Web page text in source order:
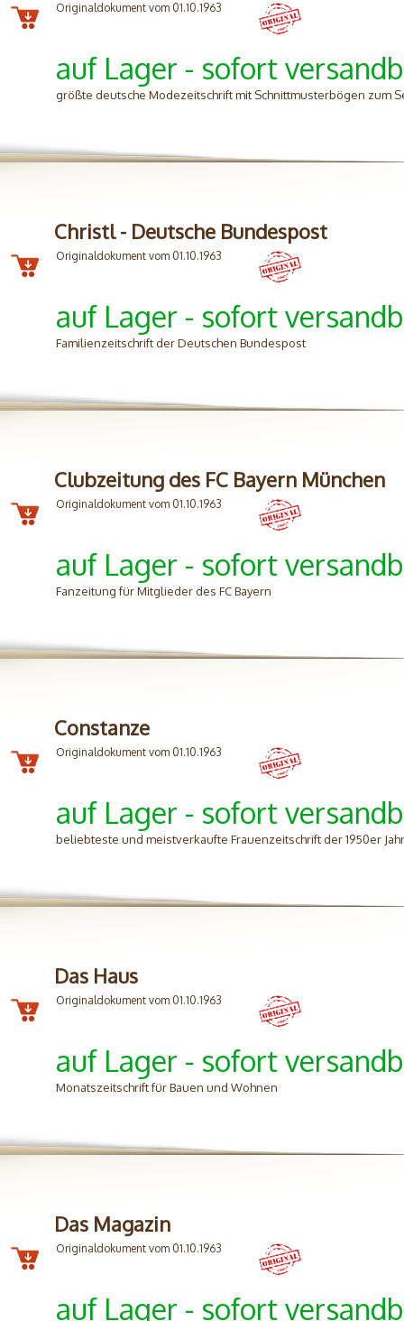
Originaldokument vom 01.10.1963
auf Lager - sofort
größte deutsche Modezeitschrift mit Schnittmusterbögen zum
Christl - Deutsche Bundespost
Originaldokument vom 01.10.1963
auf Lager - sofort
Familienzeitschrift der Deutschen Bundespost
Clubzeitung des FC Bayern München
Originaldokument vom 01.10.1963
auf Lager - sofort
Fanzeitung für Mitglieder des FC Bayern
Constanze
Originaldokument vom 01.10.1963
auf Lager - sofort
beliebteste und meistverkaufte Frauenzeitschrift der 1950er
Das Haus
Originaldokument vom 01.10.1963
auf Lager - sofort
Monatszeitschrift für Bauen und Wohnen
Das Magazin
Originaldokument vom 01.10.1963
auf Lager - sofort